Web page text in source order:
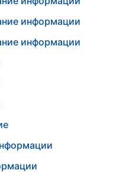
информации
информации